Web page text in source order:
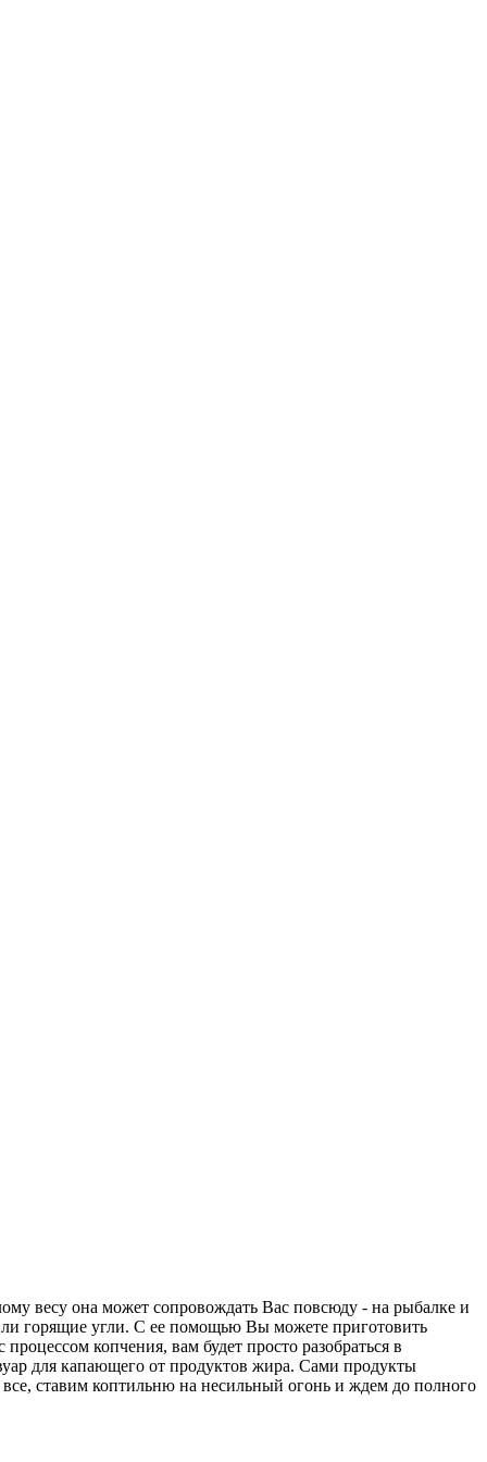
весу она может сопровождать Вас повсюду - на рыбалке и
горящие угли. С ее помощью Вы можете приготовить
копчения, вам будет просто разобраться в
для капающего от продуктов жира. Сами продукты
ставим коптильню на несильный огонь и ждем до полного